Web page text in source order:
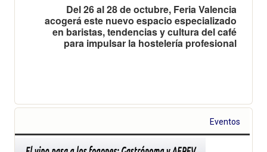
Del 26 al 28 de octubre, Feria Valencia
acogerá este nuevo espacio especializado
en baristas, tendencias y cultura del café
para impulsar la hostelería profesional
Eventos